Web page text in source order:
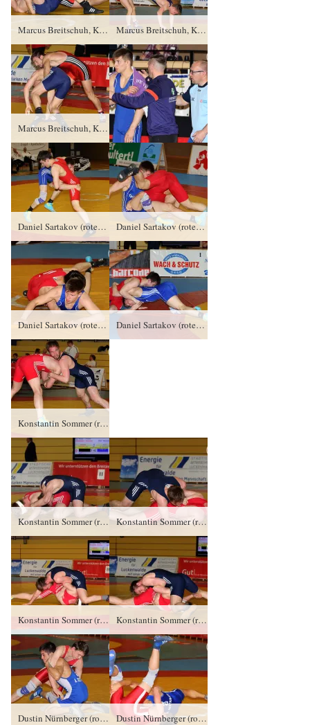
Marcus Breitschuh, KAV Mansfelder Land gegen Maximilian Kahnt (blaues Trikot), RSV Rotation Greiz TÜ/4:0/10:0 Marcus Breitschuh, KAV Mansfelder Land gegen Maximilian Kahnt (blaues Trikot), RSV Rotation Greiz TÜ/4:0/10:0
Marcus Breitschuh, KAV Mansfelder Land gegen Maximilian Kahnt (blaues Trikot), RSV Rotation Greiz TÜ/4:0/10:0
Daniel Sartakov (rotes Trikot), SV Luftfahrt Ringen gegen Brian Bliefner, FC Erzgebirge Aue PS/1:3/3:5 Daniel Sartakov (rotes Trikot), SV Luftfahrt Ringen gegen Brian Bliefner, FC Erzgebirge Aue PS/1:3/3:5
Daniel Sartakov (rotes Trikot), SV Luftfahrt Ringen gegen Brian Bliefner, FC Erzgebirge Aue PS/1:3/3:5 Daniel Sartakov (rotes Trikot), SV Luftfahrt Ringen gegen Brian Bliefner, FC Erzgebirge Aue PS/1:3/3:5
Konstantin Sommer (rotes Trikot), RSV Rotation Greiz gegen Willi Wendel, SV Luftfahrt Ringen PS/0:3/0:8
Konstantin Sommer (rotes Trikot), RSV Rotation Greiz gegen Willi Wendel, SV Luftfahrt Ringen PS/0:3/0:8 Konstantin Sommer (rotes Trikot), RSV Rotation Greiz gegen Willi Wendel, SV Luftfahrt Ringen PS/0:3/0:8
Konstantin Sommer (rotes Trikot), RSV Rotation Greiz gegen Willi Wendel, SV Luftfahrt Ringen PS/0:3/0:8 Konstantin Sommer (rotes Trikot), RSV Rotation Greiz gegen Willi Wendel, SV Luftfahrt Ringen PS/0:3/0:8
Dustin Nürnberger (rotes Trikot), RSV Rotation Greiz gegen Agustin Destribats, RV Buenos Aires (ARG) TÜ/0:4/0:10 Dustin Nürnberger (rotes Trikot), RSV Rotation Greiz gegen Agustin Destribats, RV Buenos Aires (ARG) TÜ/0:4/0:10